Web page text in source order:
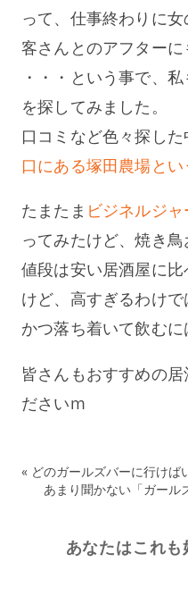
って、仕事終わりに
客さんとのアフターに
・・・という事で、
を探してみました。
口コミなど色々探し
口にある塚田農場と
たまたま ビジネルジ
ってみたけど、焼き
値段は安い居酒屋に
けど、高すぎるわけ
かつ落ち着いて飲むに
皆さんもおすすめの
ださいm
« どのガールズバーに行けば
あまり聞かない「ガール
あなたはこれ